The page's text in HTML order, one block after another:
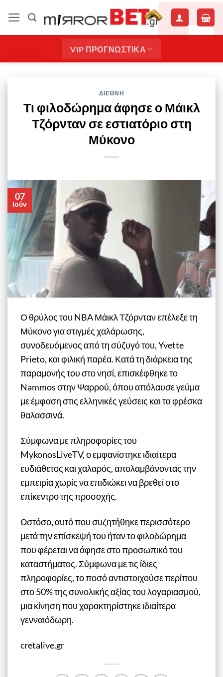
στο
περιεχόμενο
VIP ΠΡΟΓΝΩΣΤΙΚΑ
ΔΙΕΘΝΗ
Τι φιλοδώρημα άφησε ο Μάικλ
Τζόρνταν σε εστιατόριο στη
Μύκονο
07
Ιούν
Ο θρύλος του NBA Μάικλ Τζόρνταν επέλεξε τη
Μύκονο για στιγμές χαλάρωσης,
συνοδευόμενος από τη σύζυγό του, Yvette
Prieto, και φιλική παρέα. Κατά τη διάρκεια της
παραμονής του στο νησί, επισκέφθηκε το
Nammos στην Ψαρρού, όπου απόλαυσε γεύμα
με έμφαση στις ελληνικές γεύσεις και τα φρέσκα
θαλασσινά.
Σύμφωνα με πληροφορίες του
MykonosLiveTV, ο εμφανίστηκε ιδιαίτερα
ευδιάθετος και χαλαρός, απολαμβάνοντας την
εμπειρία χωρίς να επιδιώκει να βρεθεί στο
επίκεντρο της προσοχής.
Ωστόσο, αυτό που συζητήθηκε περισσότερο
μετά την επίσκεψή του ήταν το φιλοδώρημα
που φέρεται να άφησε στο προσωπικό του
καταστήματος. Σύμφωνα με τις ίδιες
πληροφορίες, το ποσό αντιστοιχούσε περίπου
στο 50% της συνολικής αξίας του λογαριασμού,
μια κίνηση που χαρακτηρίστηκε ιδιαίτερα
γενναιόδωρη.
cretalive.gr